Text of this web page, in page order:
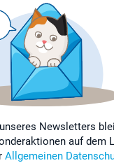
Newsletters
auf dem
Allgemeinen